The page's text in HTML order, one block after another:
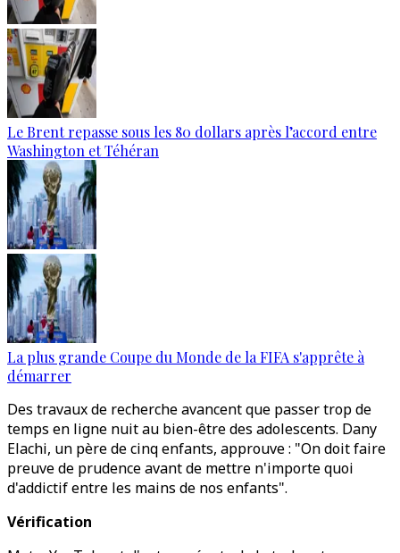
Le Brent repasse sous les 80 dollars après l’accord entre
Washington et Téhéran
La plus grande Coupe du Monde de la FIFA s'apprête à
démarrer
Des travaux de recherche avancent que passer trop de
temps en ligne nuit au bien-être des adolescents. Dany
Elachi, un père de cinq enfants, approuve : "On doit faire
preuve de prudence avant de mettre n'importe quoi
d'addictif entre les mains de nos enfants".
Vérification